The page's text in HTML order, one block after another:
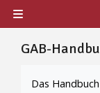
Zum Hauptinhalt
Website-
GAB-
Das